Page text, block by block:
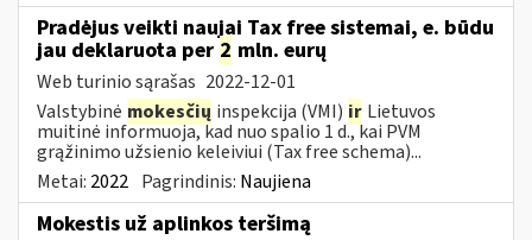
Pradėjus veikti naujai Tax free sistemai, e. būdu
jau deklaruota per 2 mln. eurų
Web turinio sąrašas 2022-12-01
Valstybinė mokesčių inspekcija (VMI) ir Lietuvos
muitinė informuoja, kad nuo spalio 1 d., kai PVM
grąžinimo užsienio keleiviui (Tax free schema)...
Metai: 2022 Pagrindinis: Naujiena
Mokestis už aplinkos teršimą